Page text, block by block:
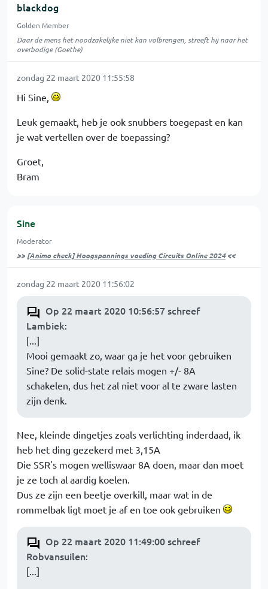
blackdog
Golden Member
Daar de mens het noodzakelijke niet kan volbrengen, streeft hij naar het
overbodige (Goethe)
zondag 22 maart 2020 11:55:58
Hi Sine,
Leuk gemaakt, heb je ook snubbers toegepast en kan
je wat vertellen over de toepassing?
Groet,
Bram
Sine
Moderator
>> [Animo check] Hoogspannings voeding Circuits Online 2024<<
zondag 22 maart 2020 11:56:02
Op 22 maart 2020 10:56:57 schreef
Lambiek:
[...]
Mooi gemaakt zo, waar ga je het voor gebruiken
Sine? De solid-state relais mogen +/- 8A
schakelen, dus het zal niet voor al te zware lasten
zijn denk.
Nee, kleinde dingetjes zoals verlichting inderdaad, ik
heb het ding gezekerd met 3,15A
Die SSR's mogen welliswaar 8A doen, maar dan moet
je ze toch al aardig koelen.
Dus ze zijn een beetje overkill, maar wat in de
rommelbak ligt moet je af en toe ook gebruiken
Op 22 maart 2020 11:49:00 schreef
Robvansuilen:
[...]